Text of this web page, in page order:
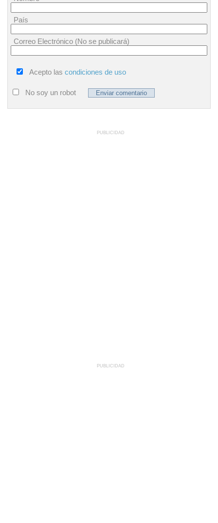
País
Correo Electrónico (No se publicará)
Acepto las condiciones de uso
No soy un robot
PUBLICIDAD
PUBLICIDAD